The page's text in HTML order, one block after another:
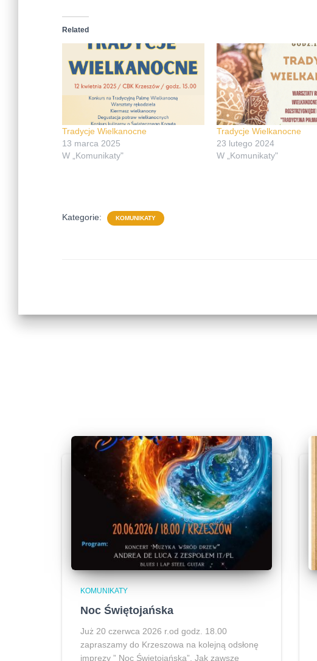
Related
Tradycje Wielkanocne
13 marca 2025
W „Komunikaty"
Tradycje Wielkanocne
23 lutego 2024
W „Komunikaty"
Kategorie: KOMUNIKATY
KOMUNIKATY
Noc Świętojańska
Już 20 czerwca 2026 r.od godz. 18.00
zapraszamy do Krzeszowa na kolejną odsłonę
imprezy ” Noc Świętojańska”. Jak zawsze